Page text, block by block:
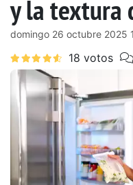
y la textura
domingo 26 octubre 2025